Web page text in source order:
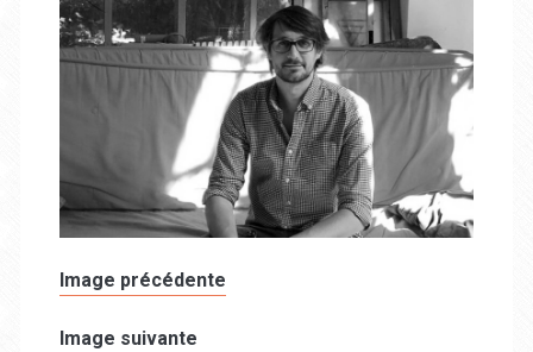
Image précédente
Image suivante